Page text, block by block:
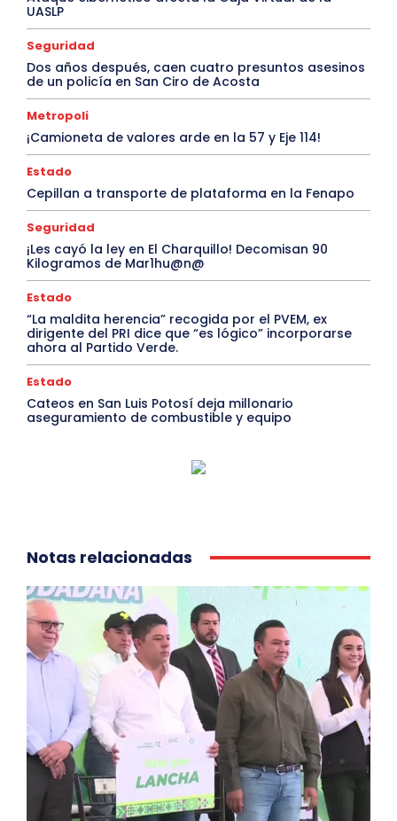
UASLP
Seguridad
Dos años después, caen cuatro presuntos asesinos
de un policía en San Ciro de Acosta
Metropoli
¡Camioneta de valores arde en la 57 y Eje 114!
Estado
Cepillan a transporte de plataforma en la Fenapo
Seguridad
¡Les cayó la ley en El Charquillo! Decomisan 90
Kilogramos de Mar1hu@n@
Estado
“La maldita herencia” recogida por el PVEM, ex
dirigente del PRI dice que “es lógico” incorporarse
ahora al Partido Verde.
Estado
Cateos en San Luis Potosí deja millonario
aseguramiento de combustible y equipo
Notas relacionadas